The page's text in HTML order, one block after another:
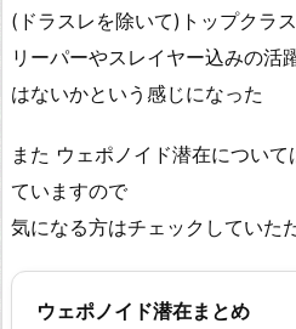
(ドラスレを除いて)トップクラ
リーパーやスレイヤー込みの活
はないかという感じになった
また ウェポノイド潜在につい
ていますので
気になる方はチェックしていた
ウェポノイド潜在まとめ